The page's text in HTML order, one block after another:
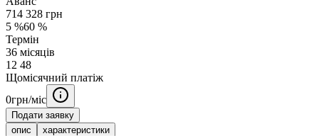
714 328 грн
5 %60 %
Термін
36 місяців
12 48
Щомісячний платіж
0грн/міс
Подати заявку
опис
характеристики